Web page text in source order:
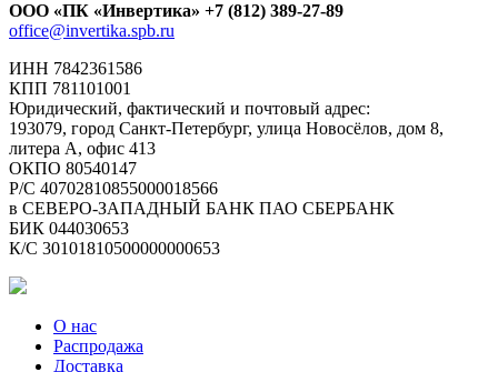
ООО «ПК «Инвертика» +7 (812) 389-27-89
office@invertika.spb.ru
ИНН 7842361586
КПП 781101001
Юридический, фактический и почтовый адрес:
193079, город Санкт-Петербург, улица Новосёлов, дом 8,
литера А, офис 413
ОКПО 80540147
Р/С 40702810855000018566
в СЕВЕРО-ЗАПАДНЫЙ БАНК ПАО СБЕРБАНК
БИК 044030653
К/С 30101810500000000653
О нас
Распродажа
Доставка